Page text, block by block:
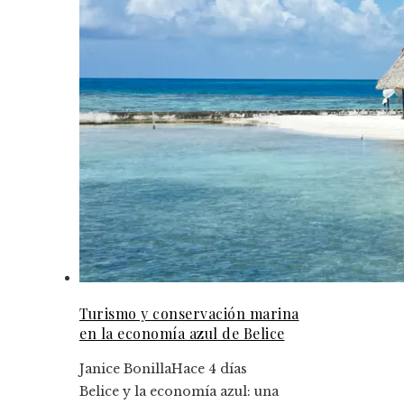
Turismo y conservación marina
en la economía azul de Belice
Janice BonillaHace 4 días
Belice y la economía azul: una